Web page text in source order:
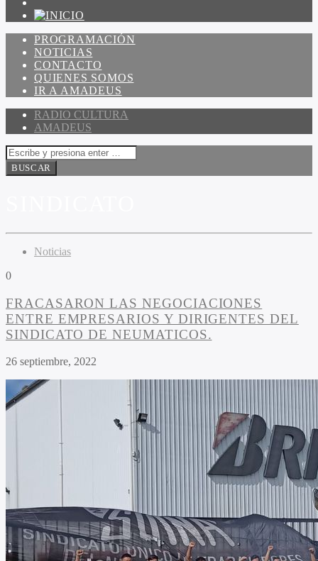
PROGRAMACIÓN
NOTICIAS
CONTACTO
QUIENES SOMOS
IR A AMADEUS
RADIO CULTURA
AMADEUS
Noticias
0
FRACASARON LAS NEGOCIACIONES
ENTRE EMPRESARIOS Y DIRIGENTES DEL
SINDICATO DE NEUMATICOS.
26 septiembre, 2022